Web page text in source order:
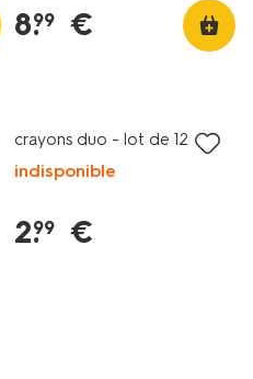
8.
99 €
crayons duo - lot de 12
indisponible
2.
99 €